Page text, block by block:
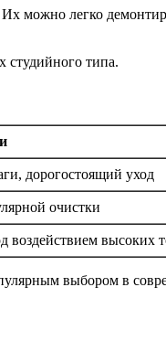
можно легко
студийного типа.
дорогостоящий уход
очистки
высоких
выбором в